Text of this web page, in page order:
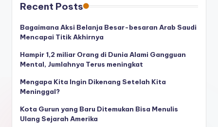
Recent Posts
Bagaimana Aksi Belanja Besar-besaran Arab Saudi
Mencapai Titik Akhirnya
Hampir 1,2 miliar Orang di Dunia Alami Gangguan
Mental, Jumlahnya Terus meningkat
Mengapa Kita Ingin Dikenang Setelah Kita
Meninggal?
Kota Gurun yang Baru Ditemukan Bisa Menulis
Ulang Sejarah Amerika